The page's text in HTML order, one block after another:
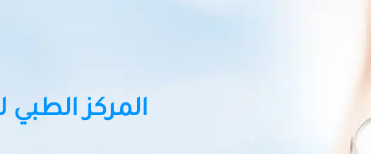
المركز الطبي